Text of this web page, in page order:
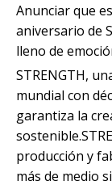
Anunciar que
aniversario de
lleno de
STRENGTH,
mundial con
garantiza la
producción y
más de medio